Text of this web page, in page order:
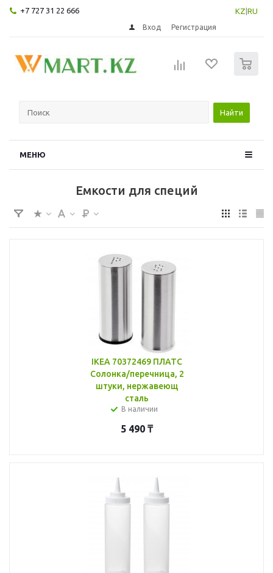
+7 727 31 22 666 KZ RU
Вход Регистрация
Найти
МЕНЮ
Емкости для специй
IKEA 70372469 ПЛАТС
Солонка/перечница, 2
штуки, нержавеющ
сталь
В наличии
5 490 ₸